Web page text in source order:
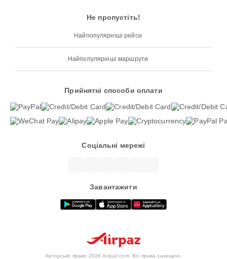
Не пропустіть!
Найпопулярніші рейси
Найпопулярніші маршрути
Прийнятні способи оплати
Соціальні мережі
Завантажити
Авторське право 2026 Airpaz.com. Всі права захищені.